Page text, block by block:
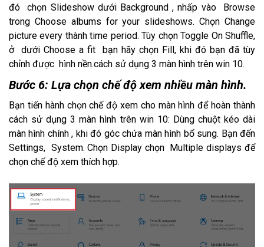
đó chọn Slideshow dưới Background , nhấp vào Browse
trong Choose albums for your slideshows. Chọn Change
picture every thành time period. Tùy chọn Toggle On Shuffle,
ở dưới Choose a fit bạn hãy chọn Fill, khi đó bạn đã tùy
chỉnh được hình nền.cách sử dụng 3 màn hình trên win 10.
Bước 6: Lựa chọn chế độ xem nhiều màn hình.
Bạn tiến hành chọn chế độ xem cho màn hình để hoàn thành
cách sử dụng 3 màn hình trên win 10: Dùng chuột kéo dài
màn hình chính , khi đó góc chứa màn hình bổ sung. Bạn đến
Settings, System. Chọn Display chọn Multiple displays để
chọn chế độ xem thích hợp.